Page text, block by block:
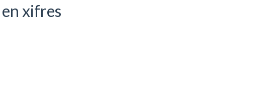
xifres